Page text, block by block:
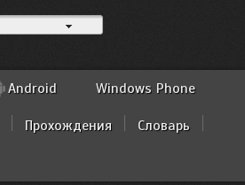
Android Windows Phone
Прохождения Словарь